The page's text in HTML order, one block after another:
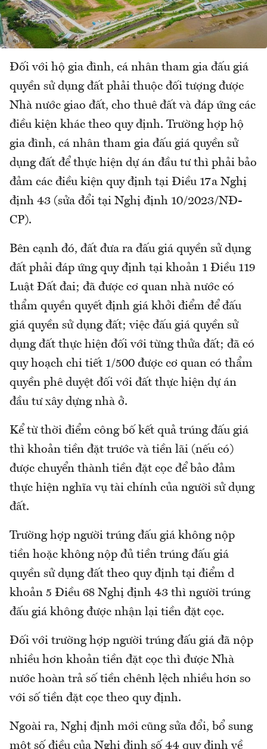
Đối với hộ gia đình, cá nhân tham gia đấu giá
quyền sử dụng đất phải thuộc đối tượng được
Nhà nước giao đất, cho thuê đất và đáp ứng các
điều kiện khác theo quy định. Trường hợp hộ
gia đình, cá nhân tham gia đấu giá quyền sử
dụng đất để thực hiện dự án đầu tư thì phải bảo
đảm các điều kiện quy định tại Điều 17a Nghị
định 43 (sửa đổi tại Nghị định 10/2023/NĐ-
CP).
Bên cạnh đó, đất đưa ra đấu giá quyền sử dụng
đất phải đáp ứng quy định tại khoản 1 Điều 119
Luật Đất đai; đã được cơ quan nhà nước có
thẩm quyền quyết định giá khởi điểm để đấu
giá quyền sử dụng đất; việc đấu giá quyền sử
dụng đất thực hiện đối với từng thửa đất; đã có
quy hoạch chi tiết 1/500 được cơ quan có thẩm
quyền phê duyệt đối với đất thực hiện dự án
đầu tư xây dựng nhà ở.
Kể từ thời điểm công bố kết quả trúng đấu giá
thì khoản tiền đặt trước và tiền lãi (nếu có)
được chuyển thành tiền đặt cọc để bảo đảm
thực hiện nghĩa vụ tài chính của người sử dụng
đất.
Trường hợp người trúng đấu giá không nộp
tiền hoặc không nộp đủ tiền trúng đấu giá
quyền sử dụng đất theo quy định tại điểm d
khoản 5 Điều 68 Nghị định 43 thì người trúng
đấu giá không được nhận lại tiền đặt cọc.
Đối với trường hợp người trúng đấu giá đã nộp
nhiều hơn khoản tiền đặt cọc thì được Nhà
nước hoàn trả số tiền chênh lệch nhiều hơn so
với số tiền đặt cọc theo quy định.
Ngoài ra, Nghị định mới cũng sửa đổi, bổ sung
một số điều của Nghị định số 44 quy định về